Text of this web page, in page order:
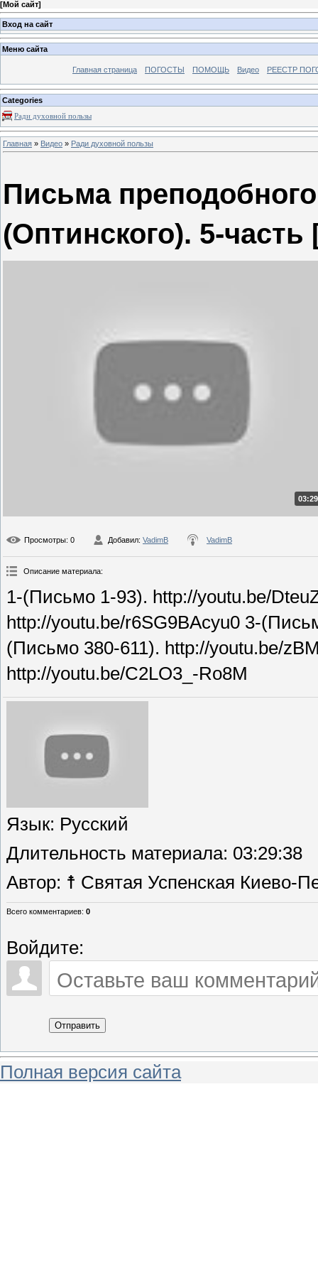
[Мой сайт]
Вход на сайт
Меню сайта
Главная страница ПОГОСТЫ ПОМОЩЬ Видео РЕЕСТР
Categories
Ради духовной пользы
Главная » Видео » Ради духовной пользы
Письма
(Оптинского). 5-
Просмотры: 0 Добавил: VadimB VadimB
Описание материала:
1-(Письмо 1-93). http://youtu.be/
http://youtu.be/r6SG9BAcyu0 3-
(Письмо 380-611). http://youtu.be/
http://youtu.be/C2LO3_-Ro8M
Язык: Русский
Длительность материала: 03:29:38
Автор: ☨ Святая Успенская Киево-
Всего комментариев: 0
Войдите:
Отправить
Полная версия сайта